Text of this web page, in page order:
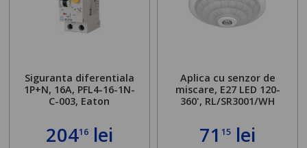
Siguranta diferentiala
1P+N, 16A, PFL4-16-1N-
C-003, Eaton
20416lei
Aplica cu senzor de
miscare, E27 LED 120-
360', RL/SR3001/WH
7115 lei